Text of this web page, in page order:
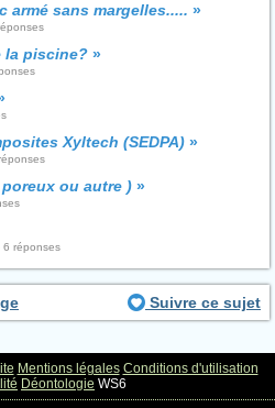
armé sans margelles..... »
la piscine? »
Xyltech (SEDPA) »
ou autre ) »
6 réponses
Suivre ce sujet
Mentions légales Conditions d'utilisation
Déontologie WS6